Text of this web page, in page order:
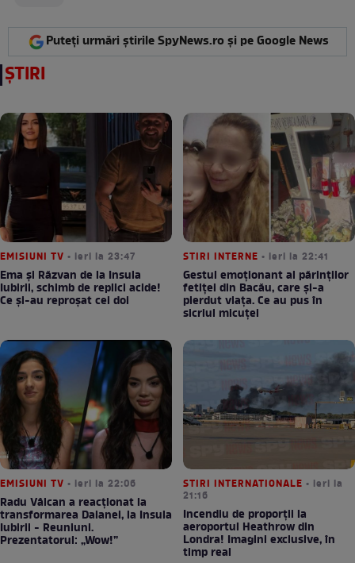
Puteți urmări știrile SpyNews.ro și pe Google News
ȘTIRI
EMISIUNI TV • ieri la 23:47
Ema și Răzvan de la Insula
Iubirii, schimb de replici acide!
Ce și-au reproșat cei doi
STIRI INTERNE • ieri la 22:41
Gestul emoționant al părinților
fetiței din Bacău, care și-a
pierdut viața. Ce au pus în
sicriul micuței
EMISIUNI TV • ieri la 22:06
Radu Vâlcan a reacționat la
transformarea Daianei, la Insula
Iubirii - Reuniuni.
Prezentatorul: „Wow!”
STIRI INTERNATIONALE • ieri la
21:16
Incendiu de proporții la
aeroportul Heathrow din
Londra! Imagini exclusive, în
timp real